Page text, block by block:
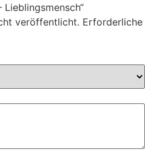
veröffentlicht. Erforderliche